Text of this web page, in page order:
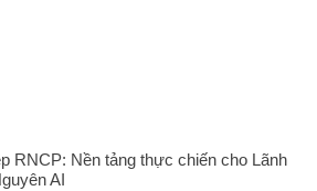
RNCP: Nền tảng thực chiến cho Lãnh
AI